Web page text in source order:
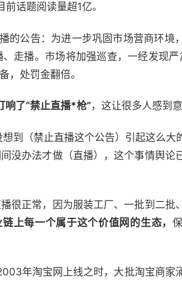
话题阅读量超1亿。
的公告：为进一步巩固市场营商环境
走播。市场将加强巡查，一经发现
，处罚金翻倍。
响了“禁止直播*枪”，这让很多人感到意
到（禁止直播这个公告）引起这么大
没办法才做（直播），这个事情舆论
很正常，因为服装工厂、一批到二批
上每一个属于这个价值网的生态，
年淘宝网上线之时，大批淘宝商家